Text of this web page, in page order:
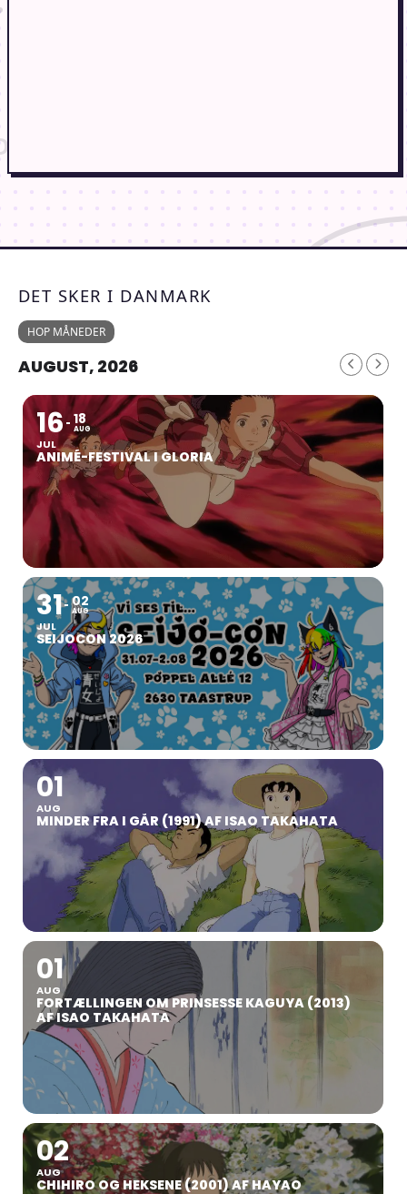
DET SKER I DANMARK
HOP MÅNEDER
AUGUST, 2026
16
JUL
18
AUG
ANIMÉ-FESTIVAL I GLORIA
31
JUL
02
AUG
SEIJOCON 2026
01
AUG
MINDER FRA I GÅR (1991) AF ISAO TAKAHATA
01
AUG
FORTÆLLINGEN OM PRINSESSE KAGUYA (2013)
AF ISAO TAKAHATA
02
AUG
CHIHIRO OG HEKSENE (2001) AF HAYAO